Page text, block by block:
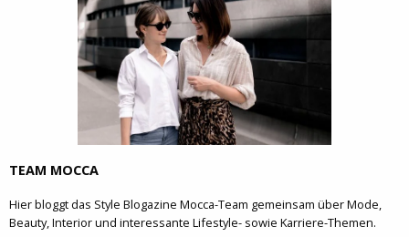
TEAM MOCCA
Hier bloggt das Style Blogazine Mocca-Team gemeinsam über Mode,
Beauty, Interior und interessante Lifestyle- sowie Karriere-Themen.